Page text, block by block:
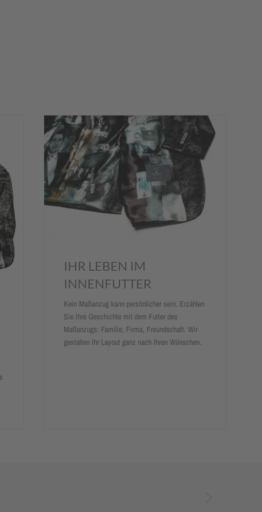
IHR LEBEN IM
INNENFUTTER
Kein Maßanzug kann persönlicher sein. Erzählen
Sie Ihre Geschichte mit dem Futter des
Maßanzugs: Familie, Firma, Freundschaft. Wir
gestalten Ihr Layout ganz nach Ihren Wünschen.